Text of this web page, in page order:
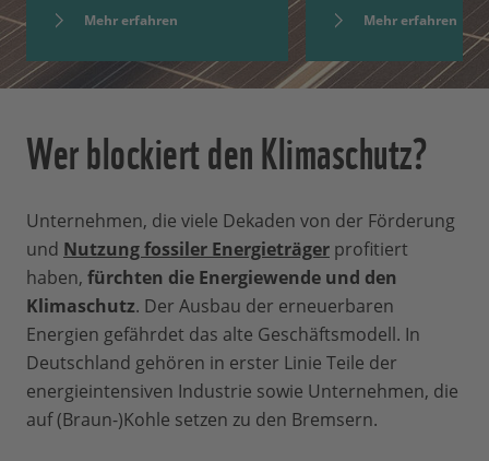
Mehr erfahren Mehr erfahren
Wer blockiert den Klimaschutz?
Unternehmen, die viele Dekaden von der Förderung
und Nutzung fossiler Energieträger profitiert
haben, fürchten die Energiewende und den
Klimaschutz. Der Ausbau der erneuerbaren
Energien gefährdet das alte Geschäftsmodell. In
Deutschland gehören in erster Linie Teile der
energieintensiven Industrie sowie Unternehmen, die
auf (Braun-)Kohle setzen zu den Bremsern.